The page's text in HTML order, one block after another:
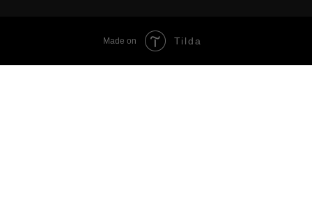
Made on Tilda